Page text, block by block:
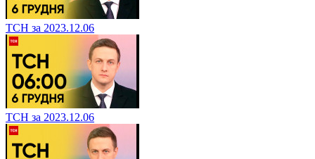
ТСН за 2023.12.06
ТСН за 2023.12.06